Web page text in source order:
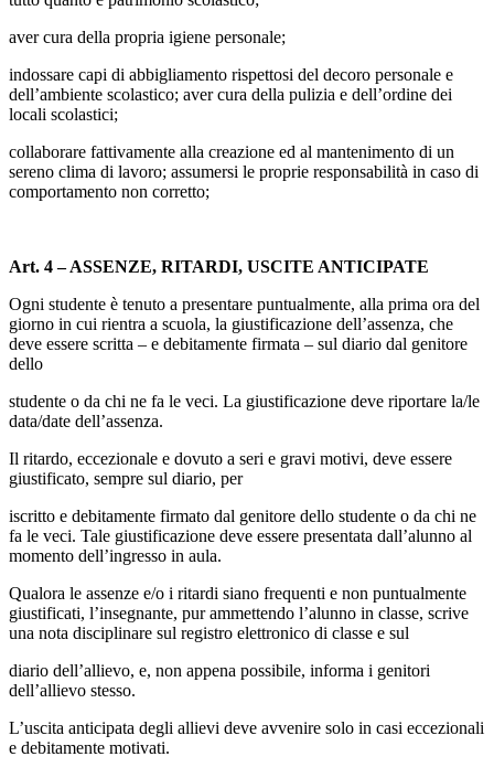
aver cura della propria igiene personale;
indossare capi di abbigliamento rispettosi del decoro personale e
dell’ambiente scolastico; aver cura della pulizia e dell’ordine dei
locali scolastici;
collaborare fattivamente alla creazione ed al mantenimento di un
sereno clima di lavoro; assumersi le proprie responsabilità in caso di
comportamento non corretto;
Art. 4 – ASSENZE, RITARDI, USCITE ANTICIPATE
Ogni studente è tenuto a presentare puntualmente, alla prima ora del
giorno in cui rientra a scuola, la giustificazione dell’assenza, che
deve essere scritta – e debitamente firmata – sul diario dal genitore
dello
studente o da chi ne fa le veci. La giustificazione deve riportare la/le
data/date dell’assenza.
Il ritardo, eccezionale e dovuto a seri e gravi motivi, deve essere
giustificato, sempre sul diario, per
iscritto e debitamente firmato dal genitore dello studente o da chi ne
fa le veci. Tale giustificazione deve essere presentata dall’alunno al
momento dell’ingresso in aula.
Qualora le assenze e/o i ritardi siano frequenti e non puntualmente
giustificati, l’insegnante, pur ammettendo l’alunno in classe, scrive
una nota disciplinare sul registro elettronico di classe e sul
diario dell’allievo, e, non appena possibile, informa i genitori
dell’allievo stesso.
L’uscita anticipata degli allievi deve avvenire solo in casi eccezionali
e debitamente motivati.